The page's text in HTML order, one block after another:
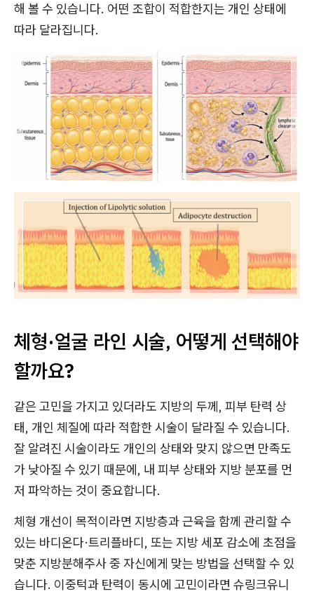
해 볼 수 있습니다. 어떤 조합이 적합한지는 개인 상태에
따라 달라집니다.
체형·얼굴 라인 시술, 어떻게 선택해야
할까요?
같은 고민을 가지고 있더라도 지방의 두께, 피부 탄력 상
태, 개인 체질에 따라 적합한 시술이 달라질 수 있습니다.
잘 알려진 시술이라도 개인의 상태와 맞지 않으면 만족도
가 낮아질 수 있기 때문에, 내 피부 상태와 지방 분포를 먼
저 파악하는 것이 중요합니다.
체형 개선이 목적이라면 지방층과 근육을 함께 관리할 수
있는 바디온다·트리플바디, 또는 지방 세포 감소에 초점을
맞춘 지방분해주사 중 자신에게 맞는 방법을 선택할 수 있
습니다. 이중턱과 탄력이 동시에 고민이라면 슈링크유니